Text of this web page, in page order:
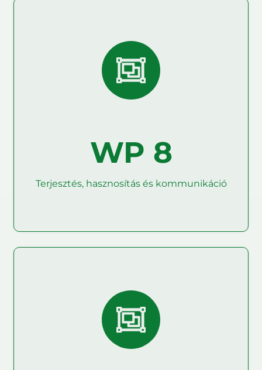
WP 8
Terjesztés, hasznosítás és kommunikáció
Terjesztés, hasznosítás és
A fő cél egy részletes terjesztési, kommunikációs és
Climate Smart AKIS-ban és uniós szinten történő
megértése érdekében.
Olvass tovább
Projektkoordináció és
menedzsment
Etikai követelmények